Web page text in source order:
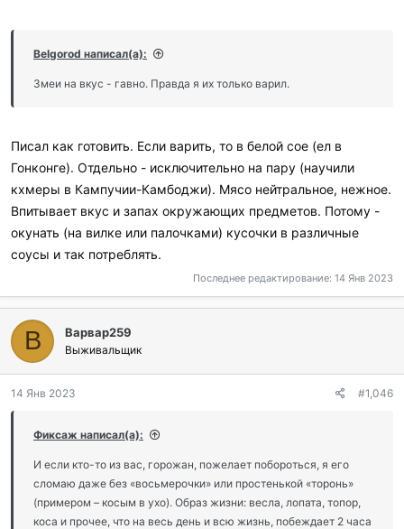
Belgorod написал(а):
Змеи на вкус - гавно. Правда я их только варил.
Писал как готовить. Если варить, то в белой сое (ел в
Гонконге). Отдельно - исключительно на пару (научили
кхмеры в Кампучии-Камбоджи). Мясо нейтральное, нежное.
Впитывает вкус и запах окружающих предметов. Потому -
окунать (на вилке или палочками) кусочки в различные
соусы и так потреблять.
Последнее редактирование: 14 Янв 2023
В Варвар259
Выживальщик
14 Янв 2023 #1,046
Фиксаж написал(а):
И если кто-то из вас, горожан, пожелает побороться, я его
сломаю даже без «восьмерочки» или простенькой «торонь»
(примером – косым в ухо). Образ жизни: весла, лопата, топор,
коса и прочее, что на весь день и всю жизнь, побеждает 2 часа